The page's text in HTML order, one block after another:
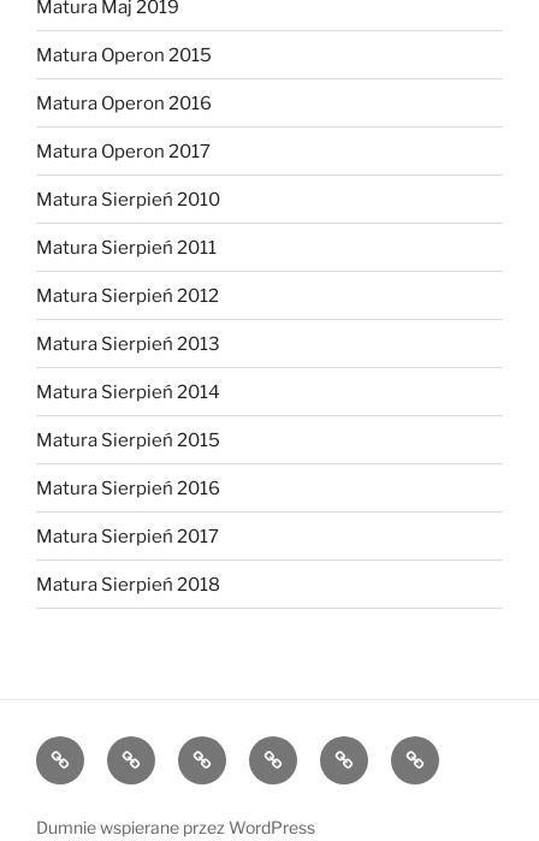
Matura Maj 2019
Matura Operon 2015
Matura Operon 2016
Matura Operon 2017
Matura Sierpień 2010
Matura Sierpień 2011
Matura Sierpień 2012
Matura Sierpień 2013
Matura Sierpień 2014
Matura Sierpień 2015
Matura Sierpień 2016
Matura Sierpień 2017
Matura Sierpień 2018
Strona
główna
Dlaczego
warto?
O
mnie
Opinie Kontakt Chce
dołączyć!
Dumnie wspierane przez WordPress